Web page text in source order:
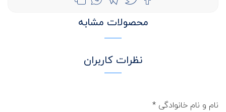
محصولات مشابه
نظرات کاربران
نام و نام خانوادگی *